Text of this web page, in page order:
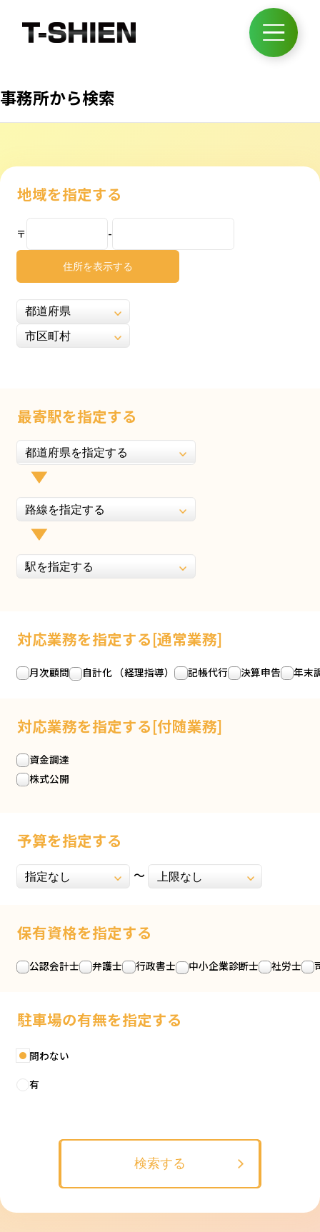
事務所から検索
地域を指定する
〒 -
最寄駅を指定する
対応業務を指定する[通常業務]
月次顧問 自計化 （経理指導） 記帳代行 決算申告 年末
対応業務を指定する[付随業務]
資金調達
株式公開
予算を指定する
保有資格を指定する
公認会計士 弁護士 行政書士 中小企業診断士 社労士
駐車場の有無を指定する
問わない
有